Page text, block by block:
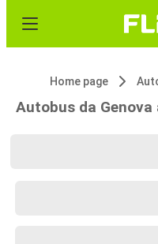
Home page
Autobus da Genova